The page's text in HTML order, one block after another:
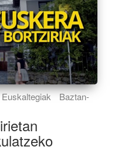
Euskaltegiak
Baztan-